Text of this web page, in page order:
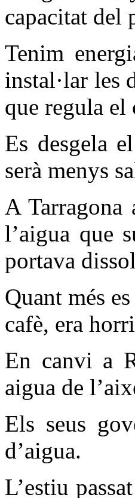
capacitat del
Tenim
instal·lar les
que regula el
Es desgela
serà menys
A Tarragona
l’aigua que
portava
Quant més
cafè, era
En canvi a
aigua de
Els seus
d’aigua.
L’estiu